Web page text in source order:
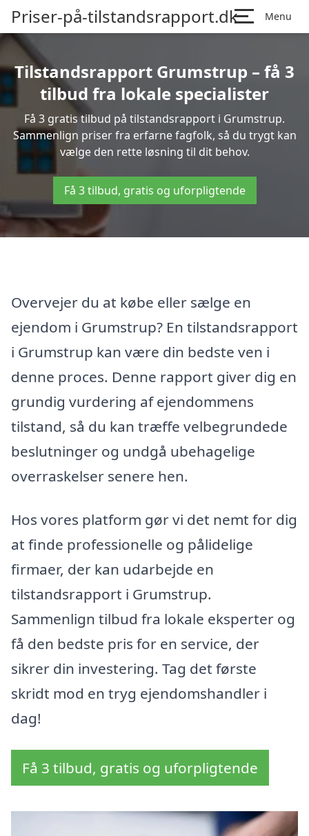
Priser-på-tilstandsrapport.dk Menu
Tilstandsrapport Grumstrup – få 3
tilbud fra lokale specialister
Få 3 gratis tilbud på tilstandsrapport i Grumstrup.
Sammenlign priser fra erfarne fagfolk, så du trygt kan
vælge den rette løsning til dit behov.
Få 3 tilbud, gratis og uforpligtende
Overvejer du at købe eller sælge en
ejendom i Grumstrup? En tilstandsrapport
i Grumstrup kan være din bedste ven i
denne proces. Denne rapport giver dig en
grundig vurdering af ejendommens
tilstand, så du kan træffe velbegrundede
beslutninger og undgå ubehagelige
overraskelser senere hen.
Hos vores platform gør vi det nemt for dig
at finde professionelle og pålidelige
firmaer, der kan udarbejde en
tilstandsrapport i Grumstrup.
Sammenlign tilbud fra lokale eksperter og
få den bedste pris for en service, der
sikrer din investering. Tag det første
skridt mod en tryg ejendomshandler i
dag!
Få 3 tilbud, gratis og uforpligtende